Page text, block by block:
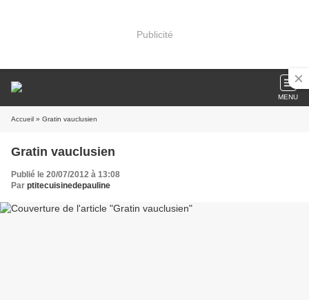
Publicité
MENU
Accueil » Gratin vauclusien
Gratin vauclusien
Publié le 20/07/2012 à 13:08
Par ptitecuisinedepauline